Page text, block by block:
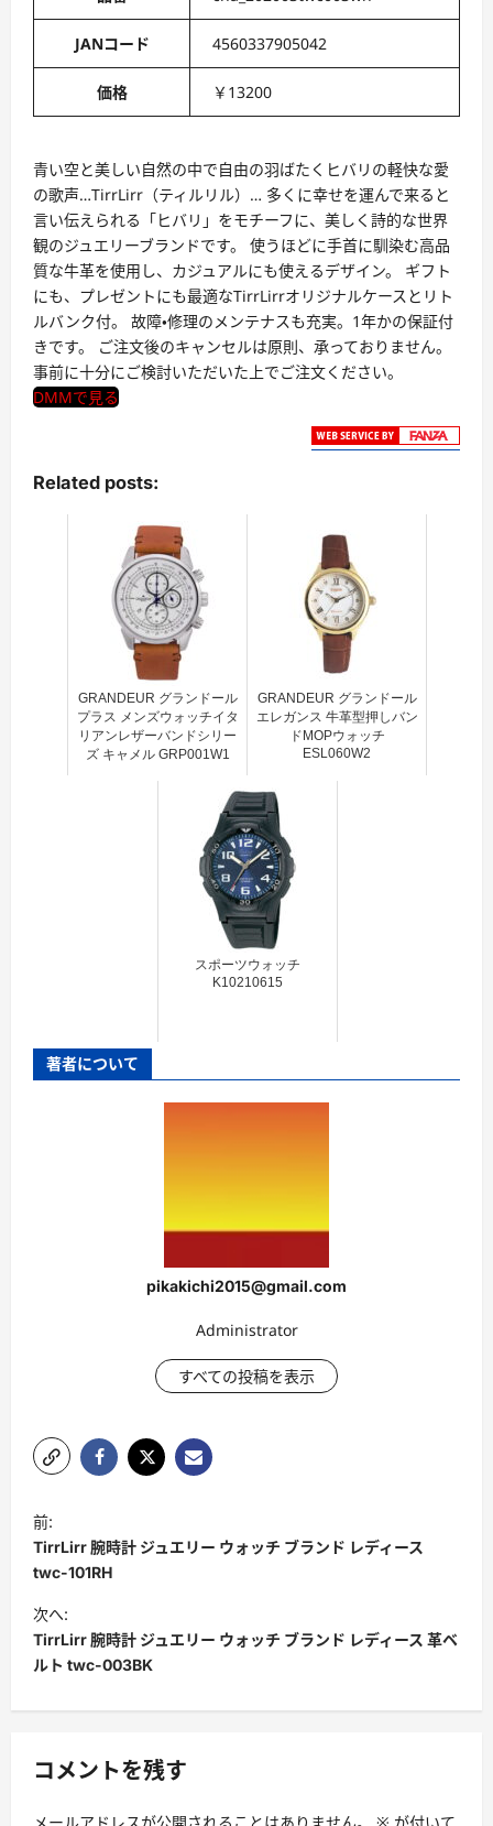
JANコード 4560337905042
価格 ￥13200
青い空と美しい自然の中で自由の羽ばたくヒバリの軽快な愛
の歌声…TirrLirr（ティルリル）… 多くに幸せを運んで来ると
言い伝えられる「ヒバリ」をモチーフに、美しく詩的な世界
観のジュエリーブランドです。 使うほどに手首に馴染む高品
質な牛革を使用し、カジュアルにも使えるデザイン。 ギフト
にも、プレゼントにも最適なTirrLirrオリジナルケースとリト
ルバンク付。 故障・修理のメンテナスも充実。1年かの保証付
きです。 ご注文後のキャンセルは原則、承っておりません。
事前に十分にご検討いただいた上でご注文ください。
DMMで見る
Related posts:
GRANDEUR グランドール
プラス メンズウォッチイタ
リアンレザーバンドシリー
ズ キャメル GRP001W1
GRANDEUR グランドール
エレガンス 牛革型押しバン
ドMOPウォッチ
ESL060W2
スポーツウォッチ
K10210615
著者について
pikakichi2015@gmail.com
Administrator
すべての投稿を表示
ポ
ス
ト
ナ
ビ
ゲ
ー
ョ
ン
前:
TirrLirr 腕時計 ジュエリー ウォッチ ブランド レディース
twc-101RH
次へ:
TirrLirr 腕時計 ジュエリー ウォッチ ブランド レディース 革ベ
ルト twc-003BK
コメントを残す